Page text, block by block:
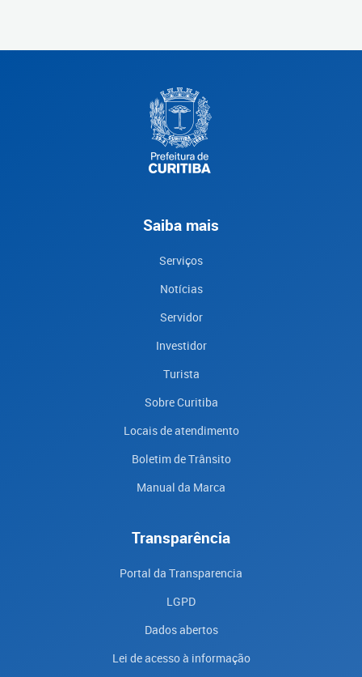
Saiba mais
Serviços
Notícias
Servidor
Investidor
Turista
Sobre Curitiba
Locais de atendimento
Boletim de Trânsito
Manual da Marca
Transparência
Portal da Transparencia
LGPD
Dados abertos
Lei de acesso à informação